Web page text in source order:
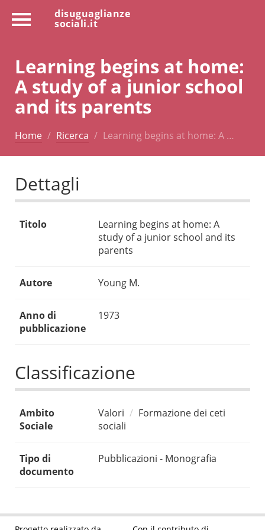
disuguaglianze
sociali.it
Learning begins at home:
A study of a junior school
and its parents
Home Ricerca Learning begins at home: A …
Dettagli
Titolo
Learning begins at home: A
study of a junior school and its
parents
Autore Young M.
Anno di
pubblicazione
1973
Classificazione
Ambito
Sociale
Valori
Formazione dei ceti
sociali
Tipo di
documento
Pubblicazioni - Monografia